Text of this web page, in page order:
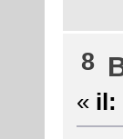
8
« il: